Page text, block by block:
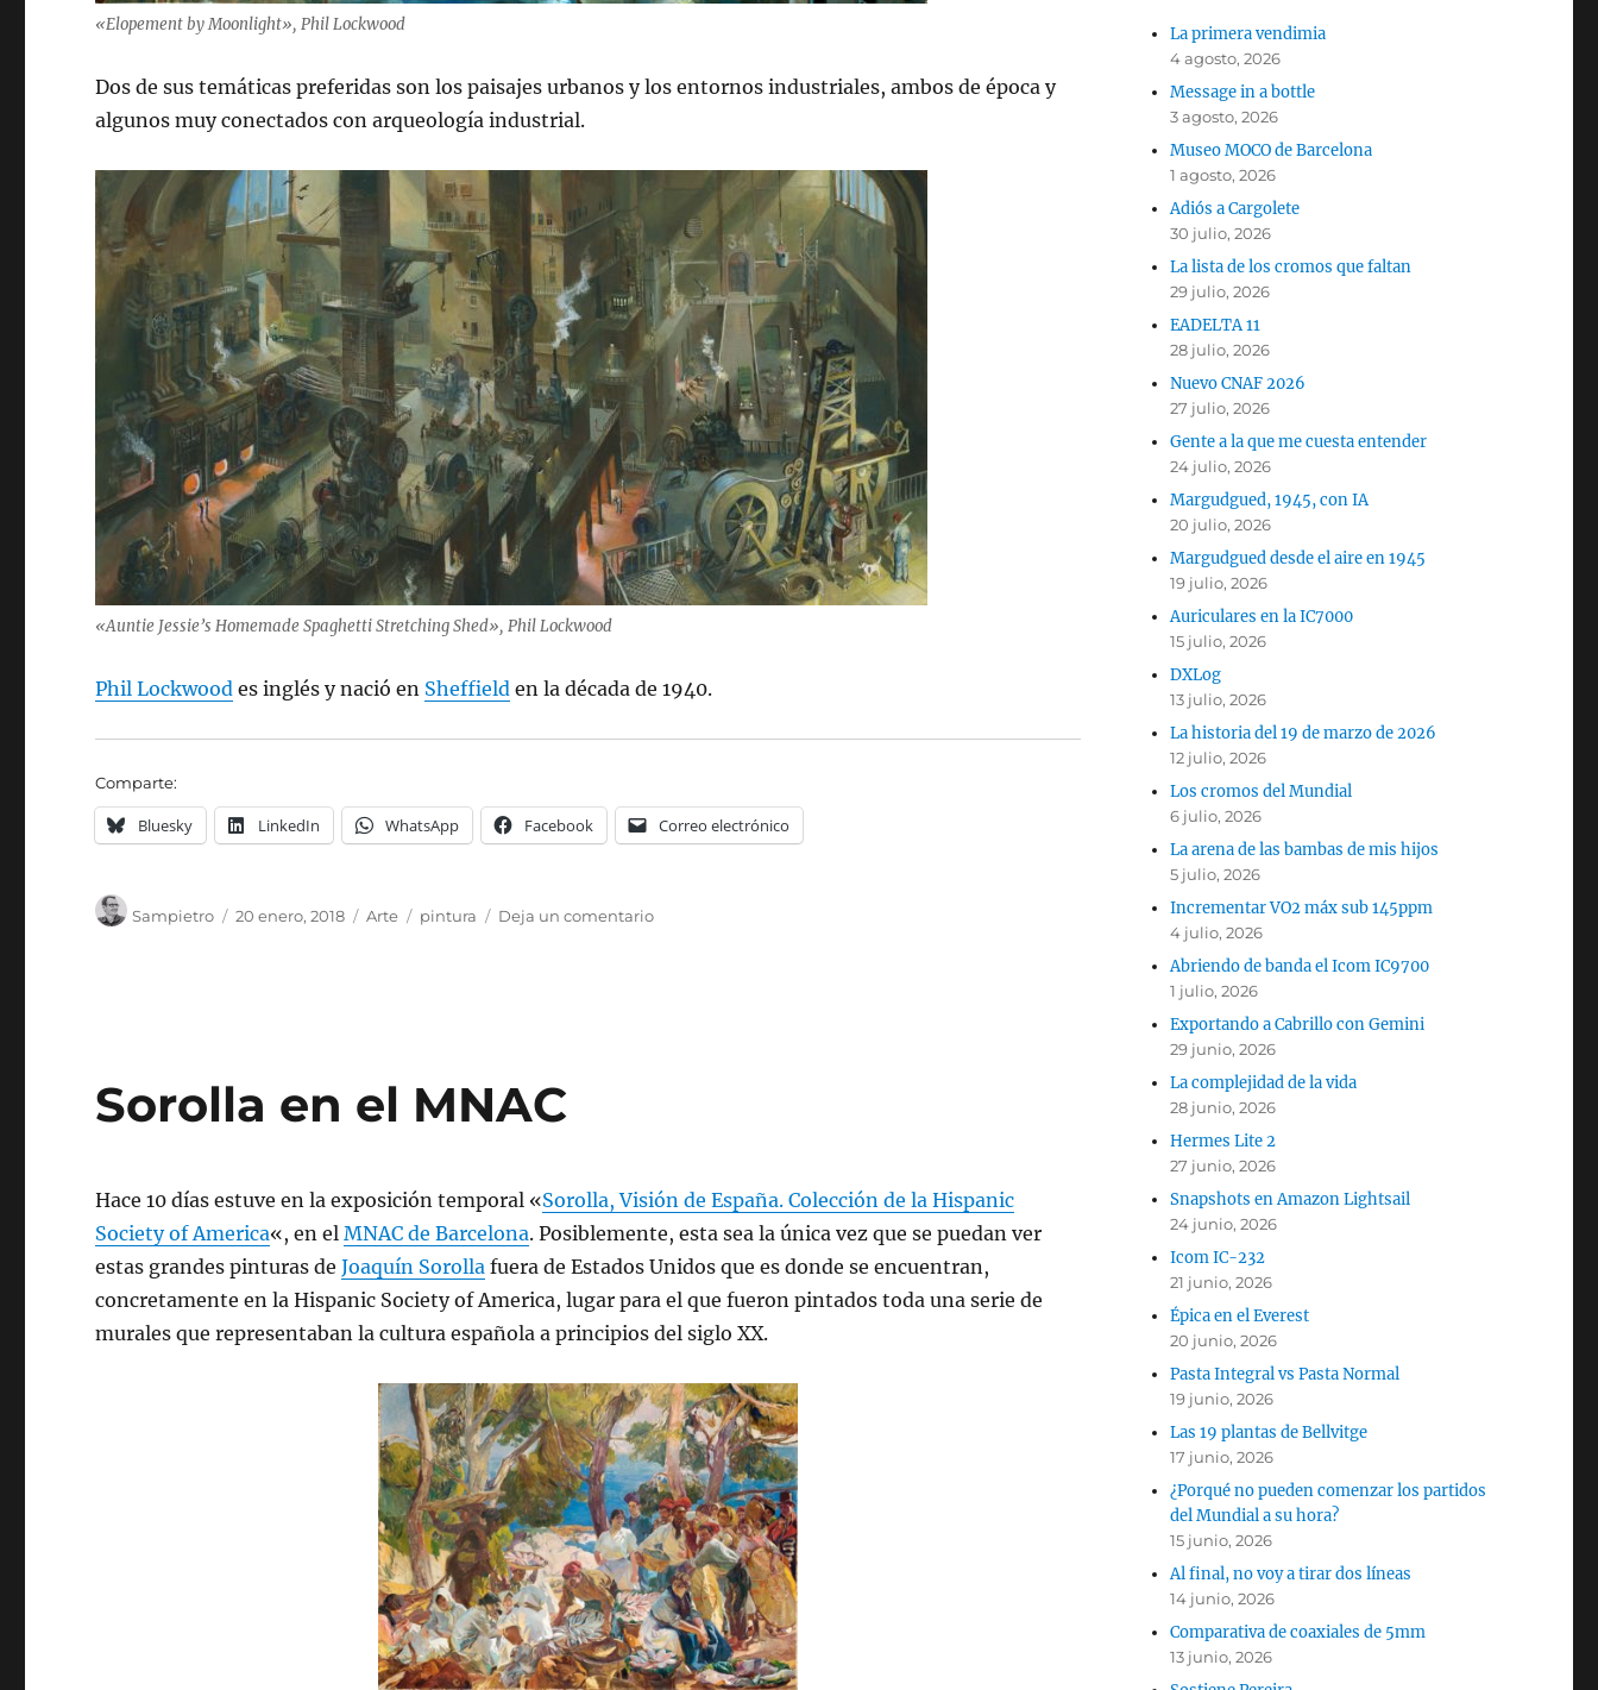
«Elopement by Moonlight», Phil Lockwood
Dos de sus temáticas preferidas son los paisajes urbanos y los entornos industriales, ambos de época y
algunos muy conectados con arqueología industrial.
«Auntie Jessie’s Homemade Spaghetti Stretching Shed», Phil Lockwood
Phil Lockwood es inglés y nació en Sheffield en la década de 1940.
Comparte:
Bluesky LinkedIn WhatsApp Facebook Correo electrónico
Sampietro 20 enero, 2018
Categorías
Arte
Etiquetas
pintura Deja un comentario
Sorolla en el MNAC
Hace 10 días estuve en la exposición temporal «Sorolla, Visión de España. Colección de la Hispanic
Society of America«, en elMNAC de Barcelona. Posiblemente, esta sea la única vez que se puedan ver
estas grandes pinturas deJoaquín Sorolla fuera de Estados Unidos que es donde se encuentran,
concretamente en la Hispanic Society of America, lugar para el que fueron pintados toda una serie de
murales que representaban la cultura española a principios del siglo XX.
La primera vendimia
4 agosto, 2026
Message in a bottle
3 agosto, 2026
Museo MOCO de Barcelona
1 agosto, 2026
Adiós a Cargolete
30 julio, 2026
La lista de los cromos que faltan
29 julio, 2026
EADELTA 11
28 julio, 2026
Nuevo CNAF 2026
27 julio, 2026
Gente a la que me cuesta entender
24 julio, 2026
Margudgued, 1945, con IA
20 julio, 2026
Margudgued desde el aire en 1945
19 julio, 2026
Auriculares en la IC7000
15 julio, 2026
DXLog
13 julio, 2026
La historia del 19 de marzo de 2026
12 julio, 2026
Los cromos del Mundial
6 julio, 2026
La arena de las bambas de mis hijos
5 julio, 2026
Incrementar VO2 máx sub 145ppm
4 julio, 2026
Abriendo de banda el Icom IC9700
1 julio, 2026
Exportando a Cabrillo con Gemini
29 junio, 2026
La complejidad de la vida
28 junio, 2026
Hermes Lite 2
27 junio, 2026
Snapshots en Amazon Lightsail
24 junio, 2026
Icom IC-232
21 junio, 2026
Épica en el Everest
20 junio, 2026
Pasta Integral vs Pasta Normal
19 junio, 2026
Las 19 plantas de Bellvitge
17 junio, 2026
¿Porqué no pueden comenzar los partidos
del Mundial a su hora?
15 junio, 2026
Al final, no voy a tirar dos líneas
14 junio, 2026
Comparativa de coaxiales de 5mm
13 junio, 2026